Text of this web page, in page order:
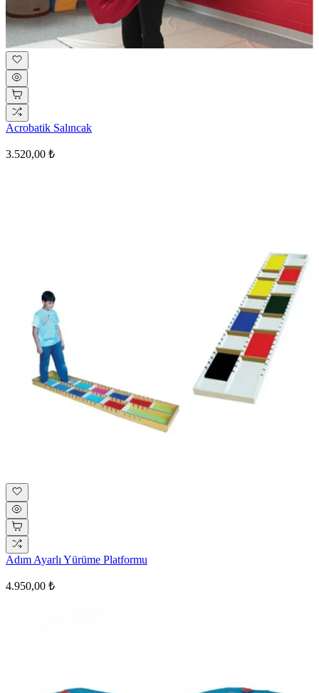
Acrobatik Salıncak
3.520,00 ₺
Adım Ayarlı Yürüme Platformu
4.950,00 ₺